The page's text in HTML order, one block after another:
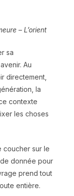
– L’orient
sa
Au
directement,
la
contexte
les choses
coucher sur le
donnée pour
prend tout
entière.